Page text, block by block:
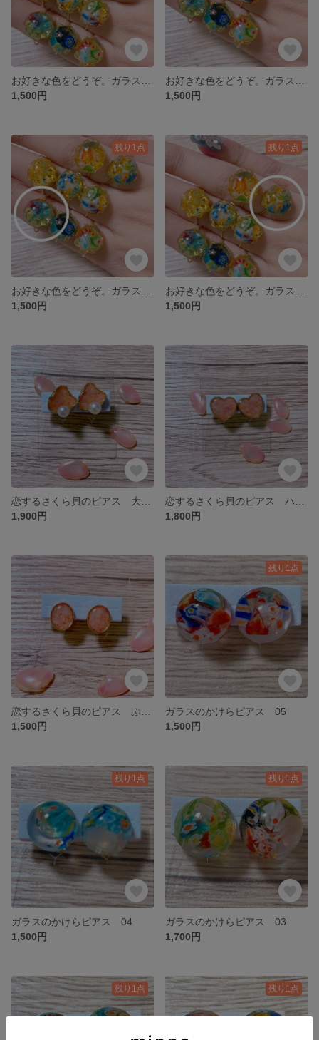
1,500円
1,500円
残り1点
1,500円
残り1点
1,500円
1,900円
1,800円
1,500円
残り1点
ガラスのかけらピアス 05
1,500円
残り1点
ガラスのかけらピアス 04
1,500円
残り1点
ガラスのかけらピアス 03
1,700円
残り1点 残り1点